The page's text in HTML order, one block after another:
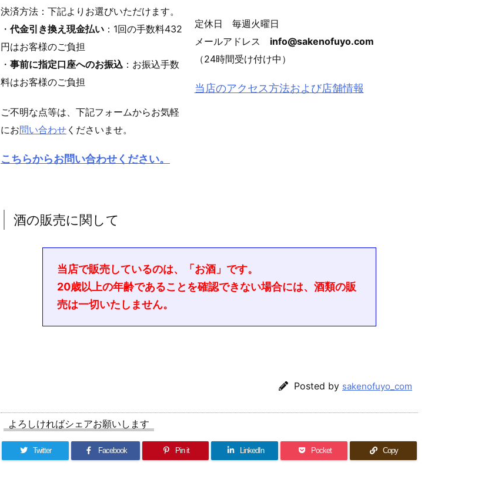
決済方法：下記よりお選びいただけます。
・ 代金引き換え現金払い ：1回の手数料432
円はお客様のご負担
・ 事前に指定口座へのお振込 ：お振込手数
料はお客様のご負担
ご不明な点等は、下記フォームからお気軽
にお問い合わせ くださいませ。
こちらからお問い合わせください。
定休日 毎週火曜日
メールアドレス info@sakenofuyo.com
（24時間受け付け中）
当店のアクセス方法および店舗情報
酒の販売に関して
当店で販売しているのは、「お酒」です。
20歳以上の年齢であることを確認できない場合には、酒類の販
売は一切いたしません。
Posted by sakenofuyo_com
よろしければシェアお願いします
Twitter Facebook Pin it LinkedIn Pocket Copy